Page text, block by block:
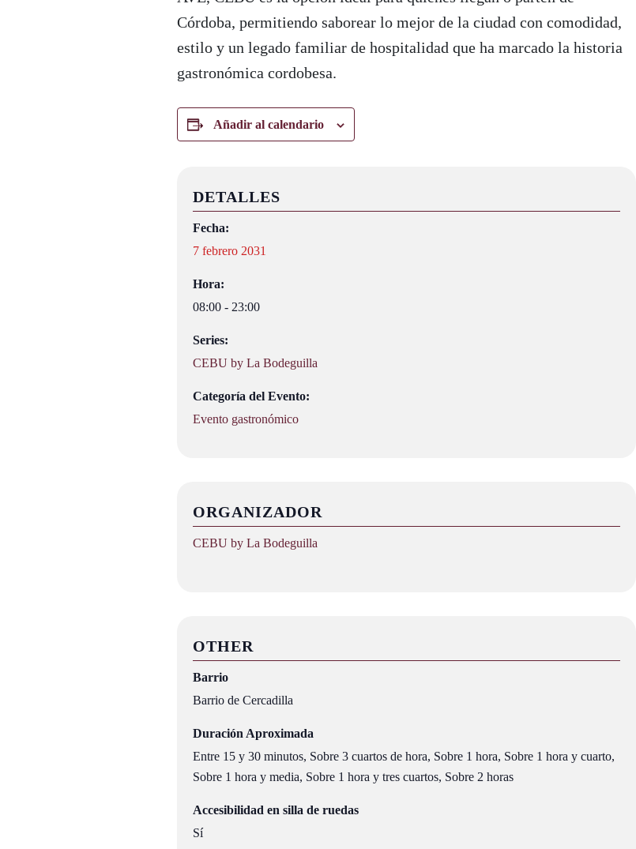
Córdoba, permitiendo saborear lo mejor de la ciudad con comodidad,
estilo y un legado familiar de hospitalidad que ha marcado la historia
gastronómica cordobesa.
Añadir al calendario
DETALLES
Fecha:
7 febrero 2031
Hora:
08:00 - 23:00
Series:
CEBU by La Bodeguilla
Categoría del Evento:
Evento gastronómico
ORGANIZADOR
CEBU by La Bodeguilla
OTHER
Barrio
Barrio de Cercadilla
Duración Aproximada
Entre 15 y 30 minutos, Sobre 3 cuartos de hora, Sobre 1 hora, Sobre 1 hora y cuarto,
Sobre 1 hora y media, Sobre 1 hora y tres cuartos, Sobre 2 horas
Accesibilidad en silla de ruedas
Sí